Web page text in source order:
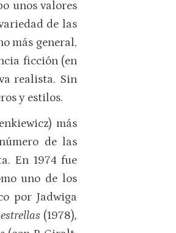
unos valores
de las
más general,
ficción (en
realista. Sin
y estilos.
más
de las
En 1974 fue
uno de los
por Jadwiga
(1978),